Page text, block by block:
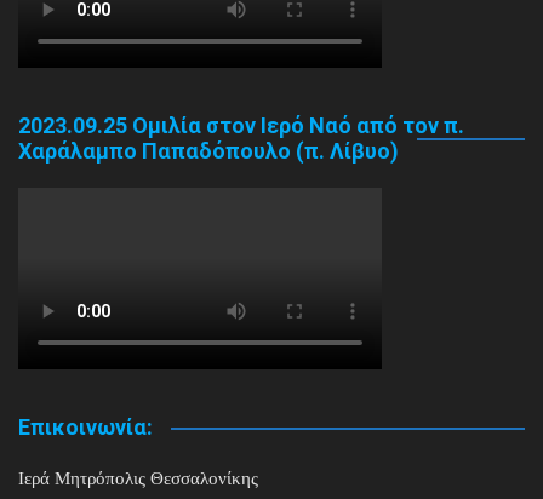
2023.09.25 Ομιλία στον Ιερό Ναό από τον π.
Χαράλαμπο Παπαδόπουλο (π. Λίβυο)
Επικοινωνία:
Ιερά Μητρόπολις Θεσσαλονίκης